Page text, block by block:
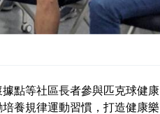
點等社區長者參與匹克球健康
養規律運動習慣，打造健康樂